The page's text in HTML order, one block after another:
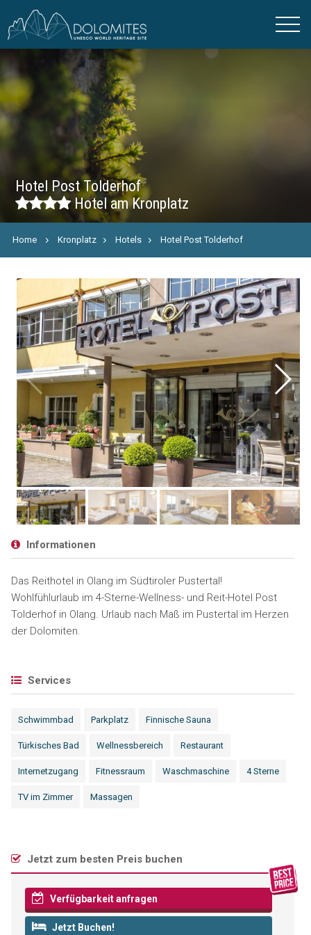
Hotel Post Tolderhof
Hotel am Kronplatz
Home Kronplatz Hotels Hotel Post Tolderhof
Informationen
Das Reithotel in Olang im Südtiroler Pustertal!
Wohlfühlurlaub im 4-Sterne-Wellness- und Reit-Hotel Post
Tolderhof in Olang. Urlaub nach Maß im Pustertal im Herzen
der Dolomiten.
Services
Schwimmbad Parkplatz Finnische Sauna
Türkisches Bad Wellnessbereich Restaurant
Internetzugang Fitnessraum Waschmaschine 4 Sterne
TV im Zimmer Massagen
Jetzt zum besten Preis buchen
Verfügbarkeit anfragen
Jetzt Buchen!